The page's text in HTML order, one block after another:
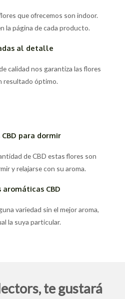
que ofrecemos son indoor.
la página de cada producto.
al detalle
calidad nos garantiza las flores
resultado óptimo.
CBD para dormir
de CBD estas flores son
y relajarse con su aroma.
aromáticas CBD
variedad sin el mejor aroma,
la suya particular.
te gustará